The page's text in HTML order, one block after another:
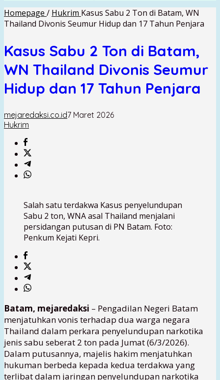
Homepage / Hukrim Kasus Sabu 2 Ton di Batam, WN
Thailand Divonis Seumur Hidup dan 17 Tahun Penjara
Kasus Sabu 2 Ton di Batam,
WN Thailand Divonis Seumur
Hidup dan 17 Tahun Penjara
mejaredaksi.co.id7 Maret 2026
Hukrim
Salah satu terdakwa Kasus penyelundupan
Sabu 2 ton, WNA asal Thailand menjalani
persidangan putusan di PN Batam. Foto:
Penkum Kejati Kepri.
Batam, mejaredaksi – Pengadilan Negeri Batam
menjatuhkan vonis terhadap dua warga negara
Thailand dalam perkara penyelundupan narkotika
jenis sabu seberat 2 ton pada Jumat (6/3/2026).
Dalam putusannya, majelis hakim menjatuhkan
hukuman berbeda kepada kedua terdakwa yang
terlibat dalam jaringan penyelundupan narkotika